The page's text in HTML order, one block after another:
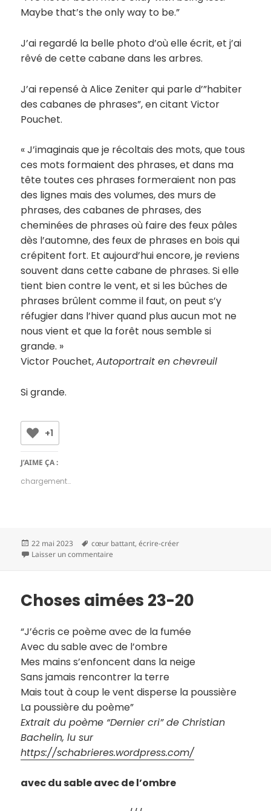
Maybe that’s the only way to be.”
J’ai regardé la belle photo d’où elle écrit, et j’ai
rêvé de cette cabane dans les arbres.
J’ai repensé à Alice Zeniter qui parle d’”habiter
des cabanes de phrases”, en citant Victor
Pouchet.
« J’imaginais que je récoltais des mots, que tous
ces mots formaient des phrases, et dans ma
tête toutes ces phrases formeraient non pas
des lignes mais des volumes, des murs de
phrases, des cabanes de phrases, des
cheminées de phrases où faire des feux pâles
dès l’automne, des feux de phrases en bois qui
crépitent fort. Et aujourd’hui encore, je reviens
souvent dans cette cabane de phrases. Si elle
tient bien contre le vent, et si les bûches de
phrases brûlent comme il faut, on peut s’y
réfugier dans l’hiver quand plus aucun mot ne
nous vient et que la forêt nous semble si
grande. »
Victor Pouchet,Autoportrait en chevreuil
Si grande.
+1
J’AIME ÇA :
chargement…
Publié
le
22 mai 2023
Mots-
clés
cœur battant,écrire-créer
Laisser un commentaire
Choses aimées 23-20
“J’écris ce poème avec de la fumée
Avec du sable avec de l’ombre
Mes mains s’enfoncent dans la neige
Sans jamais rencontrer la terre
Mais tout à coup le vent disperse la poussière
La poussière du poème”
Extrait du poème “Dernier cri” de Christian
Bachelin, lu sur
https://schabrieres.wordpress.com/
avec du sable avec de l’ombre